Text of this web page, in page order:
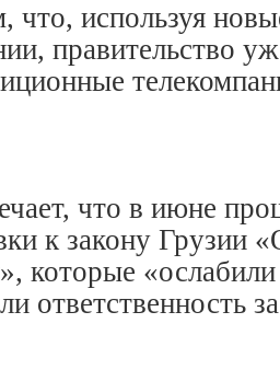
что, используя
правительство
что в июне
к закону Грузии
которые
ответственность